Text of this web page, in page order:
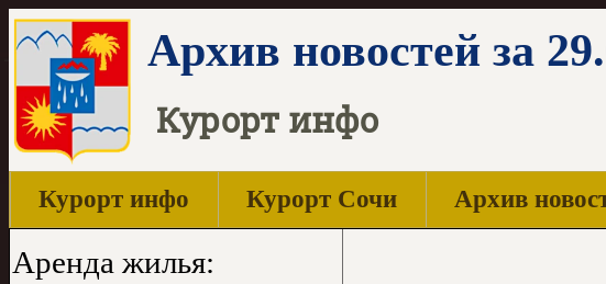
Архив новостей за
Курорт инфо
Курорт инфо Курорт Сочи Архив
Аренда жилья: